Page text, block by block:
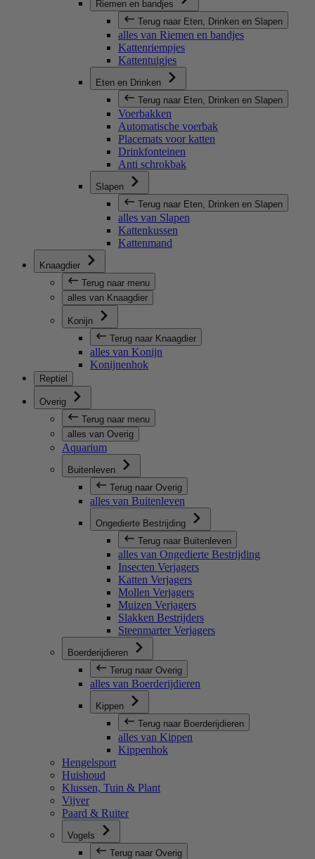
Riemen en bandjes
Terug naar Eten, Drinken en Slapen
alles van Riemen en bandjes
Kattenriempjes
Kattentuigjes
Eten en Drinken
Terug naar Eten, Drinken en Slapen
Voerbakken
Automatische voerbak
Placemats voor katten
Drinkfonteinen
Anti schrokbak
Slapen
Terug naar Eten, Drinken en Slapen
alles van Slapen
Kattenkussen
Kattenmand
Knaagdier
Terug naar menu
alles van Knaagdier
Konijn
Terug naar Knaagdier
alles van Konijn
Konijnenhok
Reptiel
Overig
Terug naar menu
alles van Overig
Aquarium
Buitenleven
Terug naar Overig
alles van Buitenleven
Ongedierte Bestrijding
Terug naar Buitenleven
alles van Ongedierte Bestrijding
Insecten Verjagers
Katten Verjagers
Mollen Verjagers
Muizen Verjagers
Slakken Bestrijders
Steenmarter Verjagers
Boerderijdieren
Terug naar Overig
alles van Boerderijdieren
Kippen
Terug naar Boerderijdieren
alles van Kippen
Kippenhok
Hengelsport
Huishoud
Klussen, Tuin & Plant
Vijver
Paard & Ruiter
Vogels
Terug naar Overig